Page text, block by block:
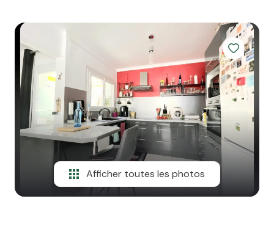
La
ATP
alerte
e-
mail
financement
contact
Afficher toutes les photos